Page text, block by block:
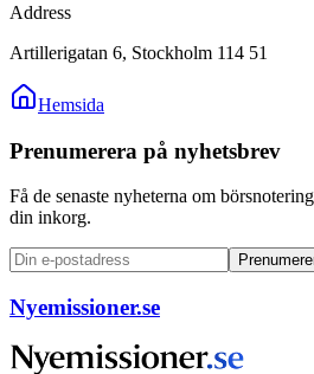
Address
Artillerigatan 6, Stockholm 114 51
Hemsida
Prenumerera på nyhetsbrev
Få de senaste nyheterna om
din inkorg.
Nyemissioner.se